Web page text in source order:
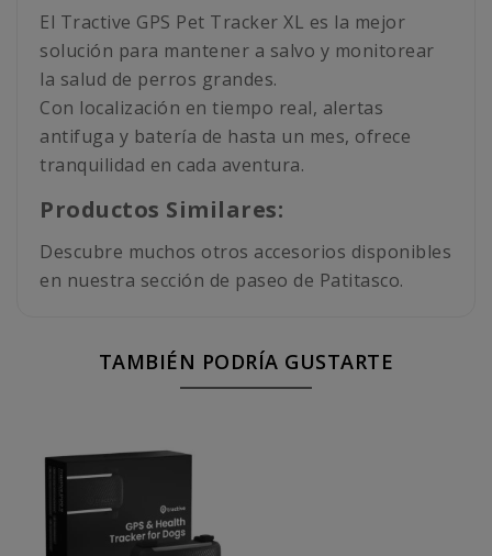
El Tractive GPS Pet Tracker XL es la mejor
solución para mantener a salvo y monitorear
la salud de perros grandes.
Con localización en tiempo real, alertas
antifuga y batería de hasta un mes, ofrece
tranquilidad en cada aventura.
Productos Similares:
Descubre muchos otros accesorios disponibles
en nuestra sección de paseo de Patitasco.
TAMBIÉN PODRÍA GUSTARTE